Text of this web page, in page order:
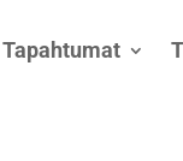
Tapahtumat